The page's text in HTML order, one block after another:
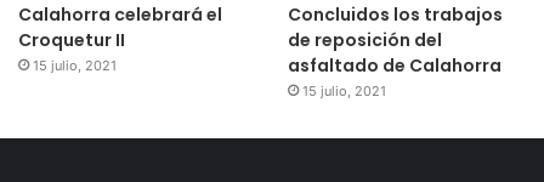
Calahorra celebrará el
Croquetur II
15 julio, 2021
Concluidos los trabajos
de reposición del
asfaltado de Calahorra
15 julio, 2021